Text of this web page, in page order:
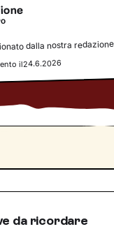
dalla nostra
il24.6.2026
farmaceutica fa
Seroquel
da ricordare